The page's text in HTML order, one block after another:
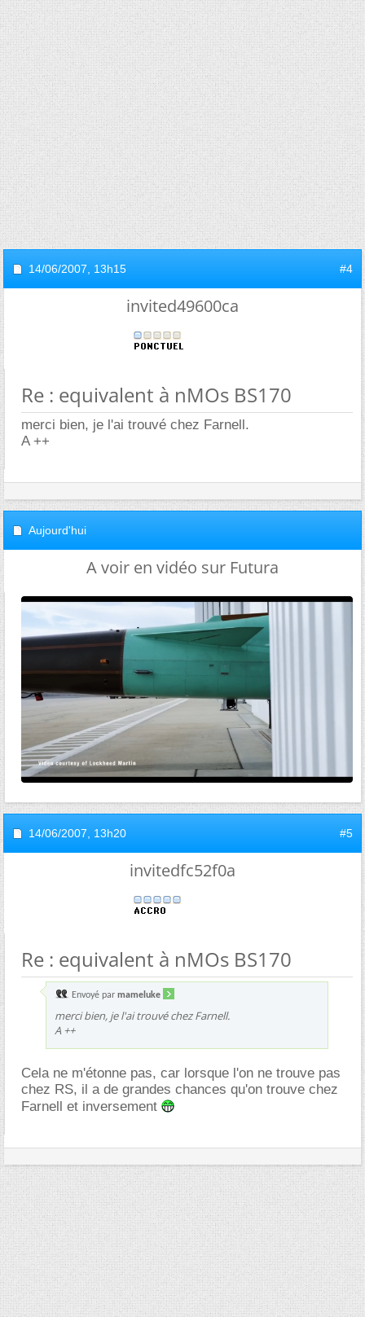
14/06/2007, 13h15 #4
invited49600ca
Re : equivalent à nMOs BS170
merci bien, je l'ai trouvé chez Farnell.
A ++
Aujourd'hui
A voir en vidéo sur Futura
14/06/2007, 13h20 #5
invitedfc52f0a
Re : equivalent à nMOs BS170
Envoyé par mameluke
merci bien, je l'ai trouvé chez Farnell.
A ++
Cela ne m'étonne pas, car lorsque l'on ne trouve pas
chez RS, il a de grandes chances qu'on trouve chez
Farnell et inversement